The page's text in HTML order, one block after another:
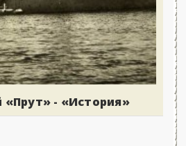
- «История»